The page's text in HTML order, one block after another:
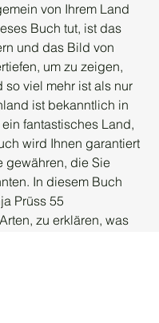
von Ihrem Land
Buch tut, ist das
und das Bild von
um zu zeigen,
so viel mehr ist als nur
ist bekanntlich in
fantastisches Land,
wird Ihnen garantiert
gewähren, die Sie
In diesem Buch
Prüss 55
zu erklären, was